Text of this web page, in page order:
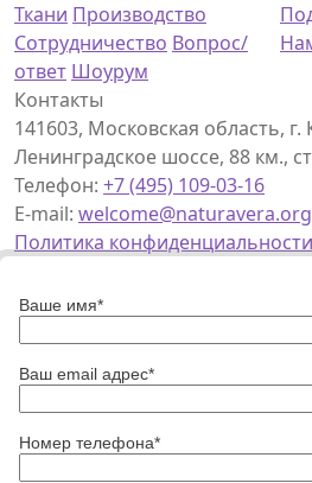
Ткани Производство
Сотрудничество Вопрос/
ответ Шоурум
Контакты
141603, Московская область, г.
Ленинградское шоссе, 88 км.,
Телефон: +7 (495) 109-03-16
E-mail: welcome@naturavera.org
Политика конфиденциальности
Ваше имя*
Ваш email адрес*
Номер телефона*